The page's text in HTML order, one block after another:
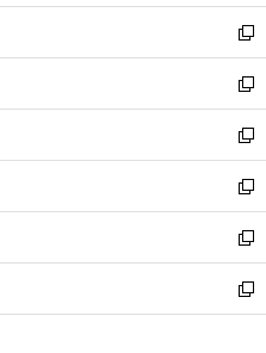
開
く
ウ
で
開
く
ン
ド
ウ
で
開
く
ウ
ィ
ン
ド
ウ
で
開
く
し
い
ウ
ィ
ン
ド
ウ
で
開
く
新
し
い
ウ
ィ
ン
ド
ウ
で
開
く
新
し
い
ウ
ィ
ン
ド
ウ
で
開
新
し
い
ウ
ィ
ン
ド
ウ
新
し
い
ウ
ィ
ン
新
し
い
ウ
新
し